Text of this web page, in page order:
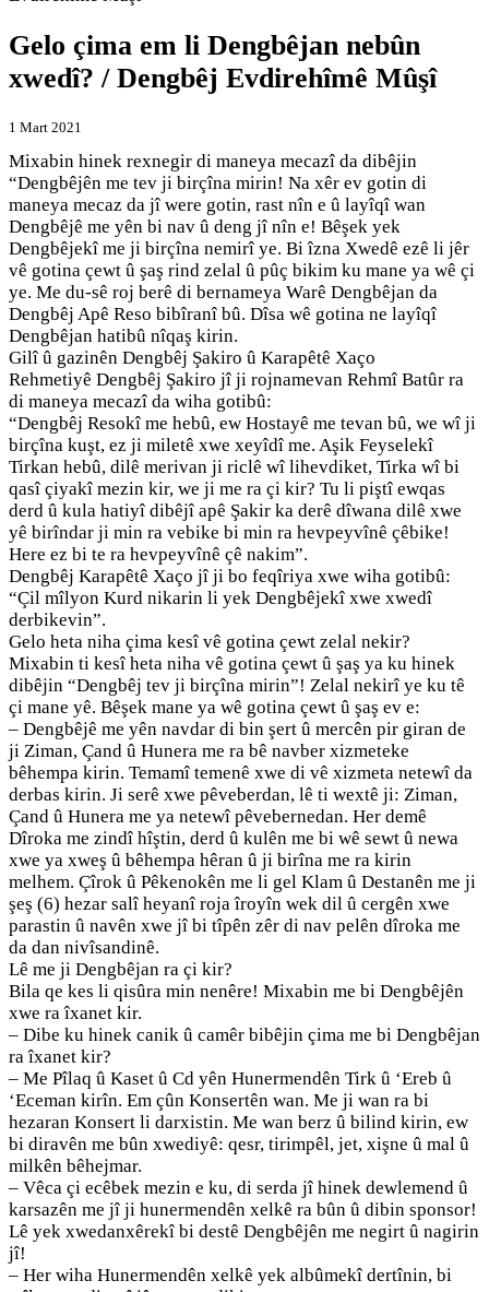
Gelo çima em li Dengbêjan nebûn
xwedî? / Dengbêj Evdirehîmê Mûşî
1 Mart 2021
Mixabin hinek rexnegir di maneya mecazî da dibêjin
“Dengbêjên me tev ji birçîna mirin! Na xêr ev gotin di
maneya mecaz da jî were gotin, rast nîn e û layîqî wan
Dengbêjê me yên bi nav û deng jî nîn e! Bêşek yek
Dengbêjekî me ji birçîna nemirî ye. Bi îzna Xwedê ezê li jêr
vê gotina çewt û şaş rind zelal û pûç bikim ku mane ya wê çi
ye. Me du-sê roj berê di bernameya Warê Dengbêjan da
Dengbêj Apê Reso bibîranî bû. Dîsa wê gotina ne layîqî
Dengbêjan hatibû nîqaş kirin.
Gilî û gazinên Dengbêj Şakiro û Karapêtê Xaço
Rehmetiyê Dengbêj Şakiro jî ji rojnamevan Rehmî Batûr ra
di maneya mecazî da wiha gotibû:
“Dengbêj Resokî me hebû, ew Hostayê me tevan bû, we wî ji
birçîna kuşt, ez ji miletê xwe xeyîdî me. Aşik Feyselekî
Tirkan hebû, dilê merivan ji riclê wî lihevdiket, Tirka wî bi
qasî çiyakî mezin kir, we ji me ra çi kir? Tu li piştî ewqas
derd û kula hatiyî dibêjî apê Şakir ka derê dîwana dilê xwe
yê birîndar ji min ra vebike bi min ra hevpeyvînê çêbike!
Here ez bi te ra hevpeyvînê çê nakim”.
Dengbêj Karapêtê Xaço jî ji bo feqîriya xwe wiha gotibû:
“Çil mîlyon Kurd nikarin li yek Dengbêjekî xwe xwedî
derbikevin”.
Gelo heta niha çima kesî vê gotina çewt zelal nekir?
Mixabin ti kesî heta niha vê gotina çewt û şaş ya ku hinek
dibêjin “Dengbêj tev ji birçîna mirin”! Zelal nekirî ye ku tê
çi mane yê. Bêşek mane ya wê gotina çewt û şaş ev e:
– Dengbêjê me yên navdar di bin şert û mercên pir giran de
ji Ziman, Çand û Hunera me ra bê navber xizmeteke
bêhempa kirin. Temamî temenê xwe di vê xizmeta netewî da
derbas kirin. Ji serê xwe pêveberdan, lê ti wextê ji: Ziman,
Çand û Hunera me ya netewî pêvebernedan. Her demê
Dîroka me zindî hîştin, derd û kulên me bi wê sewt û newa
xwe ya xweş û bêhempa hêran û ji birîna me ra kirin
melhem. Çîrok û Pêkenokên me li gel Klam û Destanên me ji
şeş (6) hezar salî heyanî roja îroyîn wek dil û cergên xwe
parastin û navên xwe jî bi tîpên zêr di nav pelên dîroka me
da dan nivîsandinê.
Lê me ji Dengbêjan ra çi kir?
Bila qe kes li qisûra min nenêre! Mixabin me bi Dengbêjên
xwe ra îxanet kir.
– Dibe ku hinek canik û camêr bibêjin çima me bi Dengbêjan
ra îxanet kir?
– Me Pîlaq û Kaset û Cd yên Hunermendên Tirk û ‘Ereb û
‘Eceman kirîn. Em çûn Konsertên wan. Me ji wan ra bi
hezaran Konsert li darxistin. Me wan berz û bilind kirin, ew
bi diravên me bûn xwediyê: qesr, tirimpêl, jet, xişne û mal û
milkên bêhejmar.
– Vêca çi ecêbek mezin e ku, di serda jî hinek dewlemend û
karsazên me jî ji hunermendên xelkê ra bûn û dibin sponsor!
Lê yek xwedanxêrekî bi destê Dengbêjên me negirt û nagirin
jî!
– Her wiha Hunermendên xelkê yek albûmekî dertînin, bi